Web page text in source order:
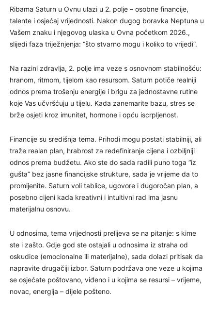
Ribama Saturn u Ovnu ulazi u 2. polje – osobne financije,
talente i osjećaj vrijednosti. Nakon dugog boravka Neptuna u
Vašem znaku i njegovog ulaska u Ovna početkom 2026.,
slijedi faza triježnjenja: “što stvarno mogu i koliko to vrijedi”.
Na razini zdravlja, 2. polje ima veze s osnovnom stabilnošću:
hranom, ritmom, tijelom kao resursom. Saturn potiče realniji
odnos prema trošenju energije i brigu za jednostavne rutine
koje Vas učvršćuju u tijelu. Kada zanemarite bazu, stres se
brže osjeti kroz imunitet, hormone i opću iscrpljenost.
Financije su središnja tema. Prihodi mogu postati stabilniji, ali
traže realan plan, hrabrost za redefiniranje cijena i ozbiljniji
odnos prema budžetu. Ako ste do sada radili puno toga “iz
gušta” bez jasne financijske strukture, sada je vrijeme da to
promijenite. Saturn voli tablice, ugovore i dugoročan plan, a
posebno cijeni kada kreativni i intuitivni rad ima jasnu
materijalnu osnovu.
U odnosima, tema vrijednosti prelijeva se na pitanje: s kime
ste i zašto. Gdje god ste ostajali u odnosima iz straha od
oskudice (emocionalne ili materijalne), sada dolazi pritisak da
napravite drugačiji izbor. Saturn podržava one veze u kojima
se osjećate poštovano, viđeno i u kojima se resursi – vrijeme,
novac, energija – dijele pošteno.